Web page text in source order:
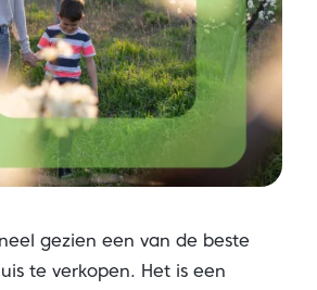
gezien een van de beste
te verkopen. Het is een